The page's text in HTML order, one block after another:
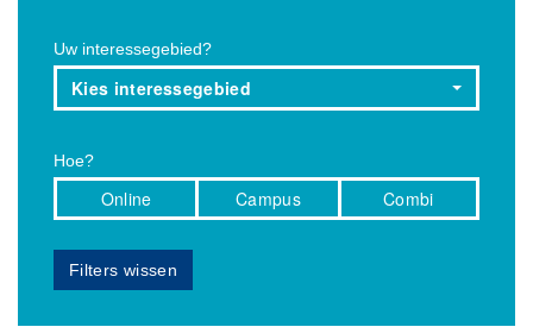
Uw interessegebied?
Kies interessegebied
Hoe?
Online Campus Combi
Filters wissen